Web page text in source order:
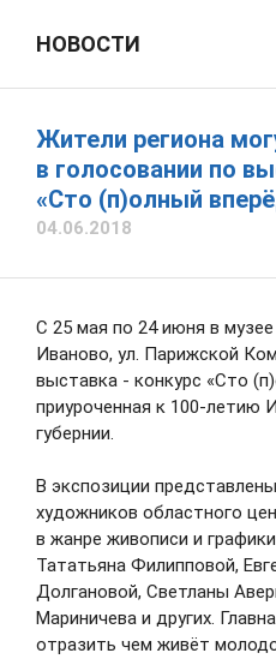
Вход в личный кабинет
Общественная приемная
Трофимова
Написать обращение
НОВОСТИ
Жители региона
в голосовании по
«Сто (п)олный
04.06.2018
С 25 мая по 24 июня в
Иваново, ул. Парижской
выставка - конкурс «Сто
приуроченная к 100-летию
губернии.
В экспозиции
художников областного
в жанре живописи и
Тататьяна Филипповой,
Долгановой, Светланы
Мариничева и других.
отразить чем живёт